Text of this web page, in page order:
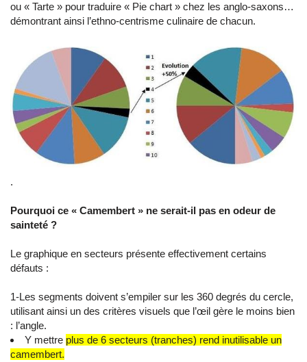
ou « Tarte » pour traduire « Pie chart » chez les anglo-saxons…
démontrant ainsi l’ethno-centrisme culinaire de chacun.
.
Pourquoi ce « Camembert » ne serait-il pas en odeur de
sainteté ?
Le graphique en secteurs présente effectivement certains
défauts :
1-Les segments doivent s’empiler sur les 360 degrés du cercle,
utilisant ainsi un des critères visuels que l’œil gère le moins bien
: l’angle.
Y mettre plus de 6 secteurs (tranches) rend inutilisable un
camembert.